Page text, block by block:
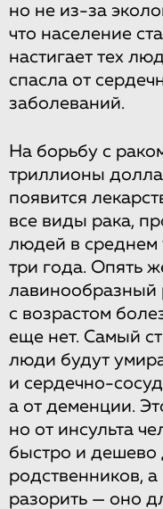
но не из-за
что население
настигает тех
спасла от
заболеваний.
На борьбу с
триллионы
появится
все виды рака,
людей в среднем
три года. Опять
лавинообразный
с возрастом
еще нет. Самый
люди будут
и сердечно-
а от деменции.
но от инсульта
быстро и дешево
родственников,
разорить — оно